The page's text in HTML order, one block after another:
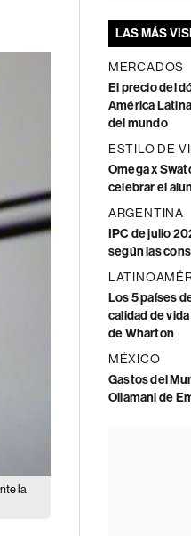
la
LAS MÁS
MERCADOS
El precio del
América
del mundo
ESTILO DE
Omega x
celebrar el
ARGENTINA
IPC de julio
según las
Los 5 países
calidad de
de Wharton
MÉXICO
Gastos del
Ollamani de